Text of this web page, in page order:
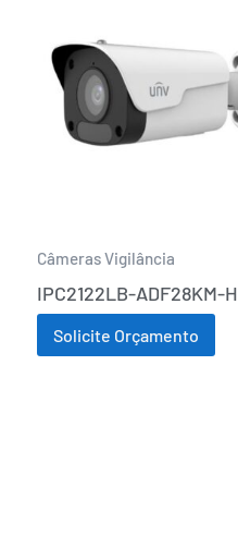
Câmeras Vigilância
IPC2122LB-ADF28KM-H
Solicite Orçamento